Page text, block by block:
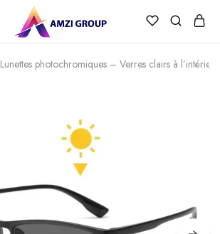
Lunettes photochromiques – Verres clairs à